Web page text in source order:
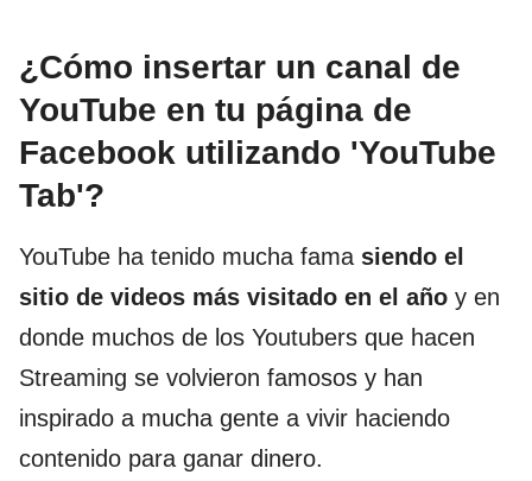
¿Cómo insertar un canal de
YouTube en tu página de
Facebook utilizando 'YouTube
Tab'?
YouTube ha tenido mucha fama siendo el
sitio de videos más visitado en el año y en
donde muchos de los Youtubers que hacen
Streaming se volvieron famosos y han
inspirado a mucha gente a vivir haciendo
contenido para ganar dinero.